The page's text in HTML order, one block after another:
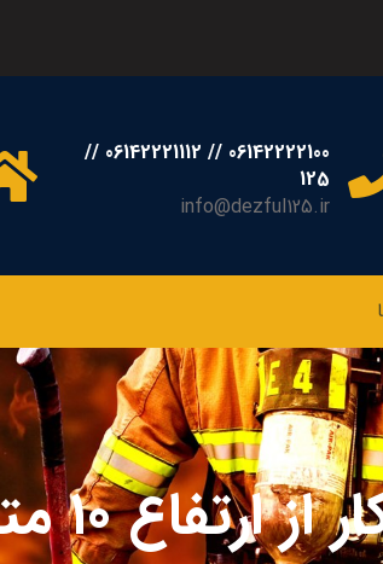
06142222100 // 06142221112 //
125
info@dezful125.ir
۱۰ متری در دزفول